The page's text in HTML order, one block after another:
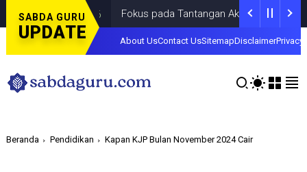
SABDA GURU
UPDATE
Fokus pada Tantangan Akun Tiruan di Dunia
About UsContact UsSitemapDisclaimerPrivacy
Beranda Pendidikan Kapan KJP Bulan November 2024 Cair